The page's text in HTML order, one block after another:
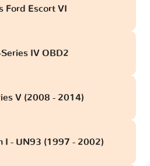
Ford Escort VI
Series IV OBD2
V (2008 - 2014)
I - UN93 (1997 - 2002)